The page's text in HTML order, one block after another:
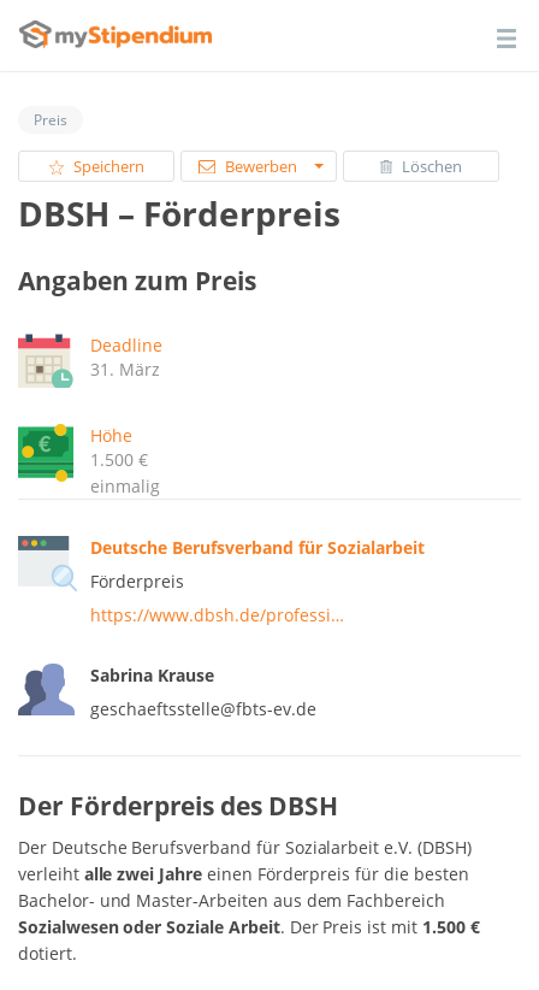
Preis
Speichern Bewerben Löschen
DBSH – Förderpreis
Angaben zum Preis
Deadline
31. März
Höhe
1.500 €
einmalig
Deutsche Berufsverband für Sozialarbeit
Förderpreis
https://www.dbsh.de/professi…
Sabrina Krause
geschaeftsstelle@fbts-ev.de
Der Förderpreis des DBSH
Der Deutsche Berufsverband für Sozialarbeit e.V. (DBSH)
verleiht alle zwei Jahre einen Förderpreis für die besten
Bachelor- und Master-Arbeiten aus dem Fachbereich
Sozialwesen oder Soziale Arbeit. Der Preis ist mit 1.500 €
dotiert.